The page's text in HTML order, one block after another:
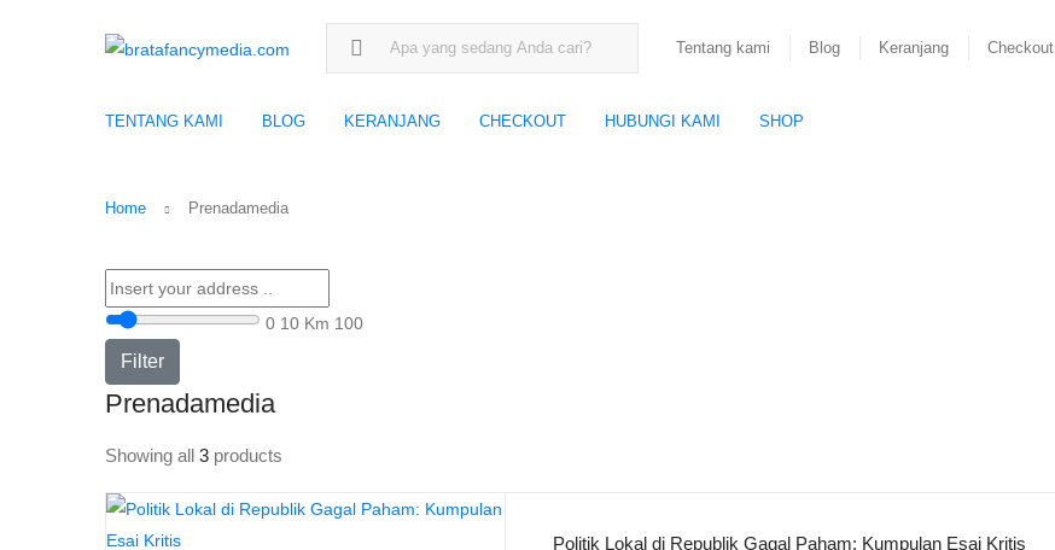
Search for:
Tentang kami Blog Keranjang Checkout
TENTANG KAMI BLOG KERANJANG CHECKOUT HUBUNGI KAMI SHOP
Home Prenadamedia
0 10 Km 100
Filter
Prenadamedia
Showing all 3 products
Politik Lokal di Republik Gagal Paham: Kumpulan Esai Kritis